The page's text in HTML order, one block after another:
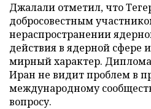
Джалали отметил, что
добросовестным
нераспространении
действия в ядерной сфере
мирный характер.
Иран не видит проблем в
международному
вопросу.